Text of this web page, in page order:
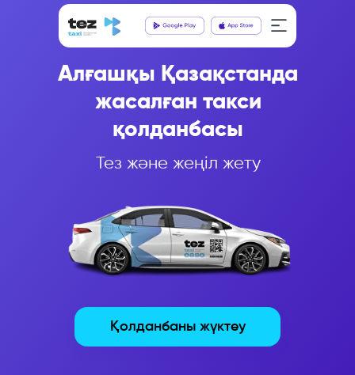
Алғашқы Қазақстанда
жасалған такси
қолданбасы
Қолданбаны жүктеу
Тез және жеңіл жету